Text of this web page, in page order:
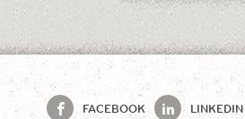
FACEBOOK LINKEDIN